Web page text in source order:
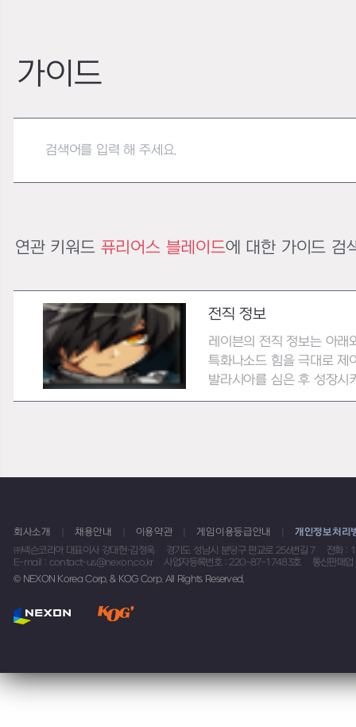
가이드
연관 키워드 퓨리어스 블레이드에 대한 가이드 검
전직 정보
레이븐의 전직 정보는 아래
특화나소드 힘을 극대로 제
발라시아를 심은 후 성장시
회사소개 채용안내 이용약관 게임이용등급안내
개인정보처리
㈜넥슨코리아 대표이사 강대현·김정욱
경기도 성남시 분당구 판교로 256번길 7
전화 :
E-mail : contact-us@nexon.co.kr
사업자등록번호 : 220-87-17483호
통신판매
© NEXON Korea Corp. & KOG Corp. All Rights Reserved.